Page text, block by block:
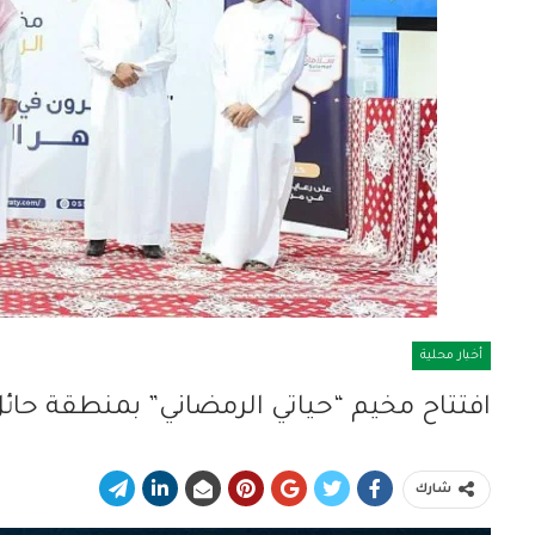
أخبار محلية
افتتاح مخيم “حياتي الرمضاني” بمنطقة
شارك